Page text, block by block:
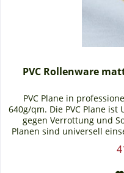
PVC Rollenware
PVC Plane in
640g/qm. Die PVC Plane
gegen Verrottung und
Planen sind universell
Brennholz,